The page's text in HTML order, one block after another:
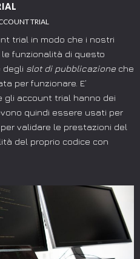
TRIAL
trial in modo che i nostri
funzionalità di questo
degli slot di pubblicazione che
per funzionare. E’
gli account trial hanno dei
quindi essere usati per
validare le prestazioni del
del proprio codice con